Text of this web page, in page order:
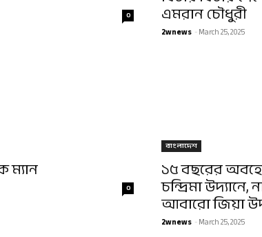
0 এমরান চৌধুরী
2wnews -March 25, 2025
ম্যান
0
বাংলাদেশ
১৫ বছরের
চন্দ্রিমা
আবারো জিয়া
2wnews -March 25, 2025